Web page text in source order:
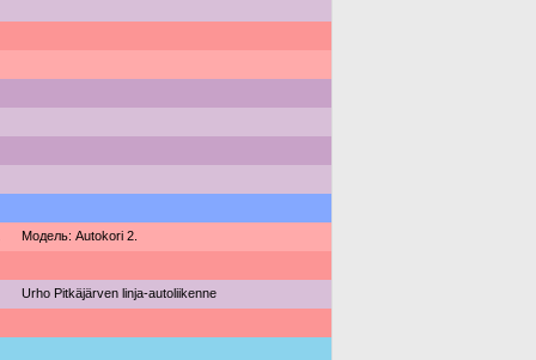
Модель: Autokori 2.
Urho Pitkäjärven linja-autoliikenne